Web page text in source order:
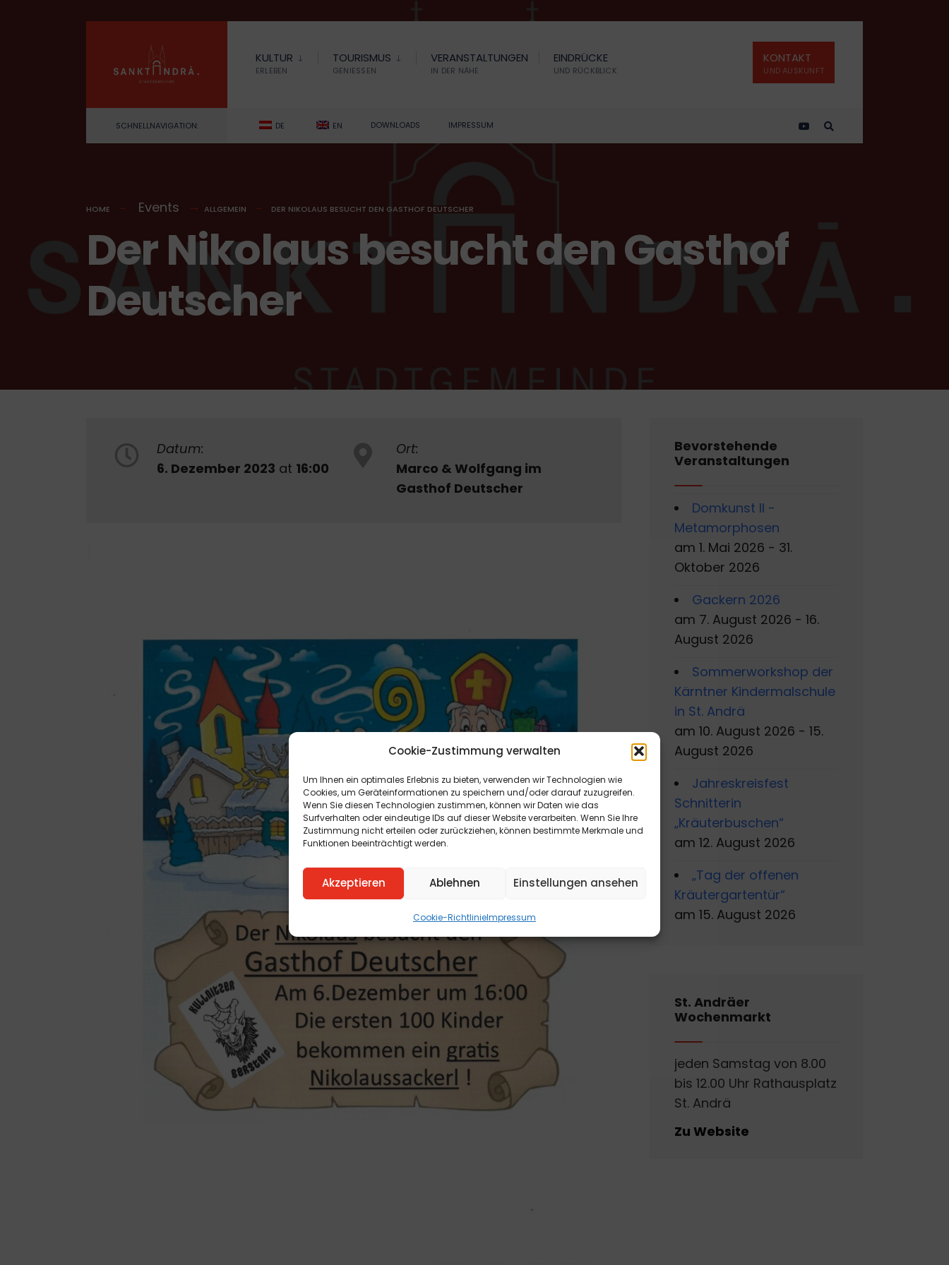
Cookie-Zustimmung verwalten
Um Ihnen ein optimales Erlebnis zu bieten, verwenden wir Technologien wie
Cookies, um Geräteinformationen zu speichern und/oder darauf zuzugreifen.
Wenn Sie diesen Technologien zustimmen, können wir Daten wie das
Surfverhalten oder eindeutige IDs auf dieser Website verarbeiten. Wenn Sie Ihre
Zustimmung nicht erteilen oder zurückziehen, können bestimmte Merkmale und
Funktionen beeinträchtigt werden.
Akzeptieren Ablehnen Einstellungen ansehen
Cookie-RichtlinieImpressum
content
KULTUR
ERLEBEN
TOURISMUS
GENIESSEN
VERANSTALTUNGEN
IN DER NÄHE
EINDRÜCKE
UND RÜCKBLICK
KONTAKT
UND AUSKUNFT
SCHNELLNAVIGATION: DE EN DOWNLOADS IMPRESSUM
HOME Events ALLGEMEIN DER NIKOLAUS BESUCHT DEN GASTHOF DEUTSCHER
Der Nikolaus besucht den Gasthof
Deutscher
Datum:
6. Dezember 2023 at 16:00
Ort:
Marco & Wolfgang im
Gasthof Deutscher
Bevorstehende
Veranstaltungen
Domkunst II -
Metamorphosen
am 1. Mai 2026 - 31.
Oktober 2026
Gackern 2026
am 7. August 2026 - 16.
August 2026
Sommerworkshop der
Kärntner Kindermalschule
in St. Andrä
am 10. August 2026 - 15.
August 2026
Jahreskreisfest
Schnitterin
„Kräuterbuschen“
am 12. August 2026
„Tag der offenen
Kräutergartentür“
am 15. August 2026
St. Andräer
Wochenmarkt
jeden Samstag von 8.00
bis 12.00 Uhr Rathausplatz
St. Andrä
Zu Website